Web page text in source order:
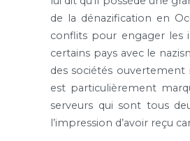
de la dénazification en
conflits pour engager les
certains pays avec le
des sociétés ouvertement
est particulièrement
serveurs qui sont tous
l’impression d’avoir reçu